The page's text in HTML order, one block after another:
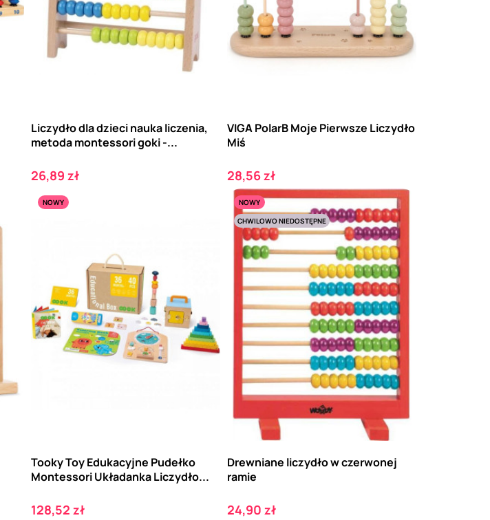
Liczydło dla dzieci nauka liczenia,
metoda montessori goki -...
Cena
26,89 zł
VIGA PolarB Moje Pierwsze Liczydło
Miś
Cena
28,56 zł
NOWY
Tooky Toy Edukacyjne Pudełko
Montessori Układanka Liczydło...
Cena
128,52 zł
NOWY
CHWILOWO NIEDOSTĘPNE
Drewniane liczydło w czerwonej
ramie
Cena
24,90 zł